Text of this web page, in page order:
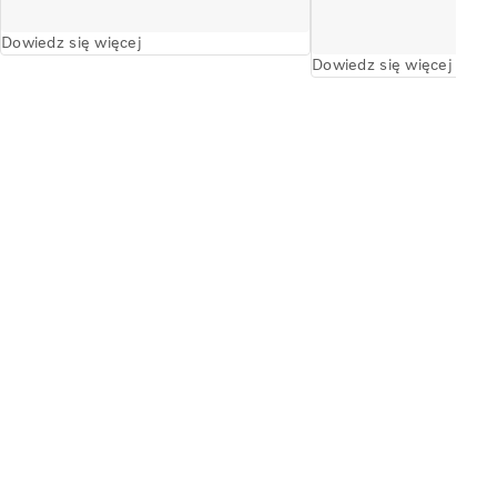
Dowiedz się więcej
Dowiedz się więcej